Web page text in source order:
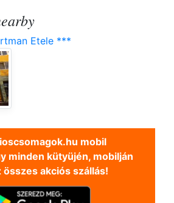
Etele ***
mobil
minden kütyüjén, mobilján
akciós szállás!